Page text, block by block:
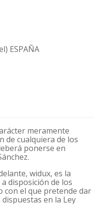
Son
el servicio,
al usuario, etc.
Son aquéllas
sobre la
sea genérica o
ofrecerle servicios
del
como usuario,
puedan surgir y
así como analizar
web.
para
ESPAÑA
meramente
de cualquiera de los
ponerse en
widux, es la
disposición de los
con el que pretende dar
en la Ley
de la Información y
así como informar a